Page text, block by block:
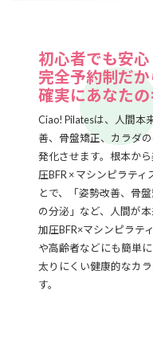
初心者でも安
完全予約制だか
確実にあなたの
Ciao! Pilatesは、人間本
善、骨盤矯正、カラダ
発化させます。根本か
圧BFR × マシンピラテ
とで、「姿勢改善、骨
の分泌」など、人間が
加圧BFR×マシンピラテ
や高齢者などにも簡単
太りにくい健康的なカ
す。